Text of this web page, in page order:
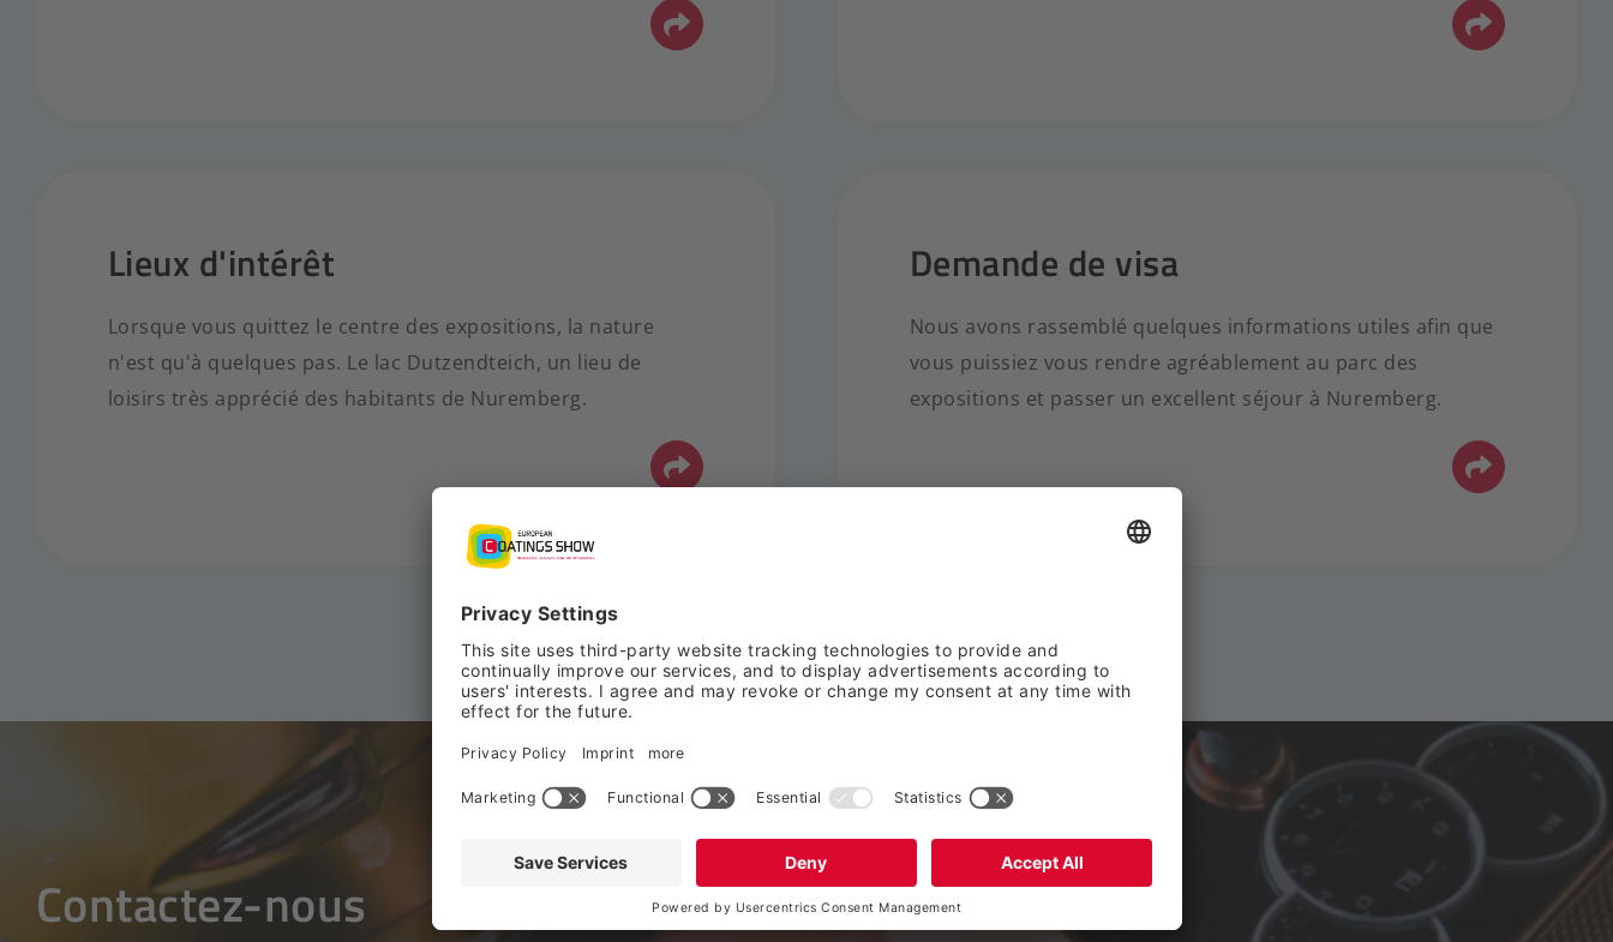
Lieux d'intérêt
Lorsque vous quittez le centre des expositions, la nature
n'est qu'à quelques pas. Le lac Dutzendteich, un lieu de
loisirs très apprécié des habitants de Nuremberg.
Demande de visa
Nous avons rassemblé quelques informations utiles afin que
vous puissiez vous rendre agréablement au parc des
expositions et passer un excellent séjour à Nuremberg.
Contactez-nous